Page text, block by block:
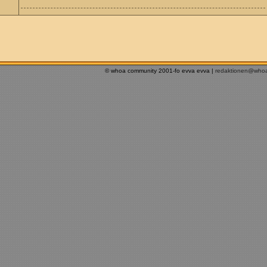
© whoa community 2001-fo evva evva |